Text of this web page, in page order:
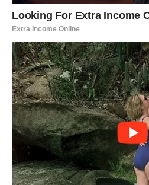
osećate da konačno imate
Jarac sada shvata da nije
ciljeve umesto brzih dobitaka.
Naemotivnom planu, dolazi
vezi, odnos dobija čvrstinu,
Ako ste sami, privlačite osobe
a ne kao prolaznu avanturu.
više ne pristaje na polovične
Poruka zvezda za Jarca:
Sve što ste gradili u tišini sada